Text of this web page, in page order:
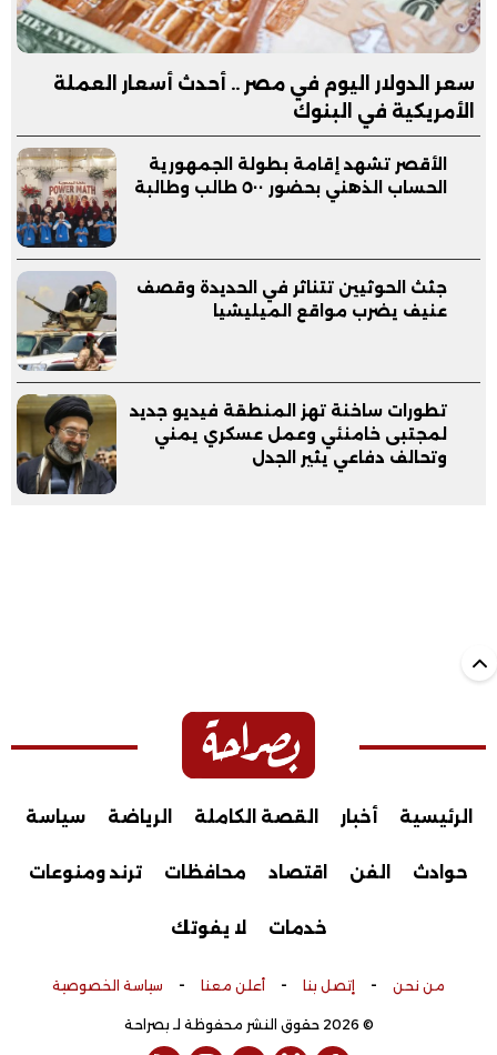
سعر الدولار اليوم في مصر .. أحدث أسعار العملة
الأمريكية في البنوك
الأقصر تشهد إقامة بطولة الجمهورية
الحساب الذهني بحضور ٥٠٠ طالب وطالبة
جثث الحوثيين تتناثر في الحديدة وقصف
عنيف يضرب مواقع الميليشيا
تطورات ساخنة تهز المنطقة فيديو جديد
لمجتبى خامنئي وعمل عسكري يمني
وتحالف دفاعي يثير الجدل
الرئيسية أخبار القصة الكاملة الرياضة سياسة
حوادث الفن اقتصاد محافظات ترند ومنوعات
خدمات لا يفوتك
من نحن - إتصل بنا - أعلن معنا - سياسة الخصوصية
© 2026 حقوق النشر محفوظة لـ بصراحة